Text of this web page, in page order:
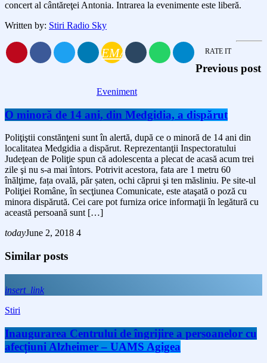
concert al cântăreţei Antonia. Intrarea la evenimente este liberă.
Written by: Stiri Radio Sky
EMAIL RATE IT
Previous post
Eveniment
O minoră de 14 ani, din Medgidia, a dispărut
Poliţiştii constănţeni sunt în alertă, după ce o minoră de 14 ani din
localitatea Medgidia a dispărut. Reprezentanţii Inspectoratului
Judeţean de Poliţie spun că adolescenta a plecat de acasă acum trei
zile şi nu s-a mai întors. Potrivit acestora, fata are 1 metru 60
înălţime, fața ovală, păr șaten, ochi căprui şi ten măsliniu. Pe site-ul
Poliţiei Române, în secţiunea Comunicate, este ataşată o poză cu
minora dispărută. Cei care pot furniza orice informaţii în legătură cu
această persoană sunt […]
todayJune 2, 2018 4
Similar posts
insert_link
Stiri
Inaugurarea Centrului de îngrijire a persoanelor cu
afecțiuni Alzheimer – UAMS Agigea